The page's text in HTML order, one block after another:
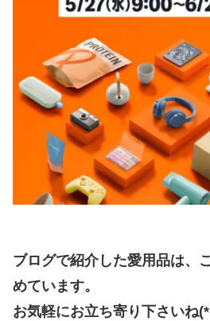
ブログで紹介した愛用品は、
めています。
お気軽にお立ち寄り下さいね